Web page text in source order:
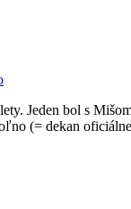
Jeden bol s
(= dekan